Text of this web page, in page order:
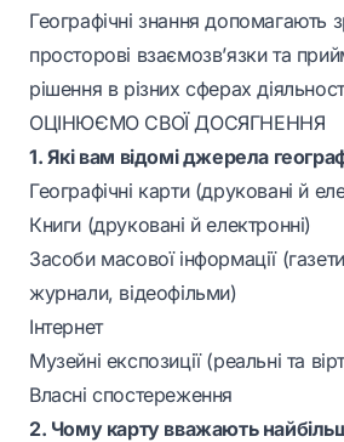
Географічні знання допомагають
просторові взаємозв’язки та
рішення в різних сферах
ОЦІНЮЄМО СВОЇ ДОСЯГНЕННЯ
1. Які вам відомі джерела
Географічні карти (друковані й
Книги (друковані й електронні)
Засоби масової інформації
журнали, відеофільми)
Інтернет
Музейні експозиції (реальні та
Власні спостереження
2. Чому карту вважають